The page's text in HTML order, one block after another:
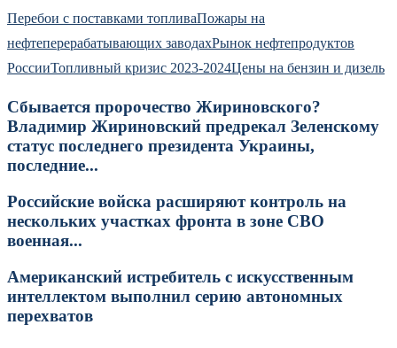
Перебои с поставками топливаПожары на
нефтеперерабатывающих заводахРынок нефтепродуктов
РоссииТопливный кризис 2023-2024Цены на бензин и дизель
Сбывается пророчество Жириновского?
Владимир Жириновский предрекал Зеленскому
статус последнего президента Украины,
последние...
Российские войска расширяют контроль на
нескольких участках фронта в зоне СВО
военная...
Американский истребитель с искусственным
интеллектом выполнил серию автономных
перехватов